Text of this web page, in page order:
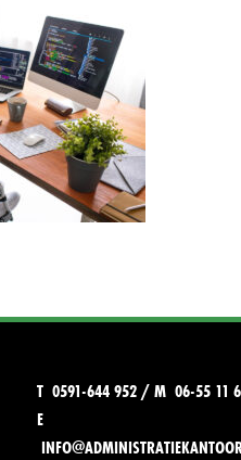
T 0591-644 952 / M 06-55 11
E